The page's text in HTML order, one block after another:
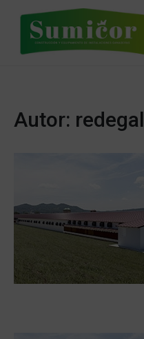
Autor: redegal